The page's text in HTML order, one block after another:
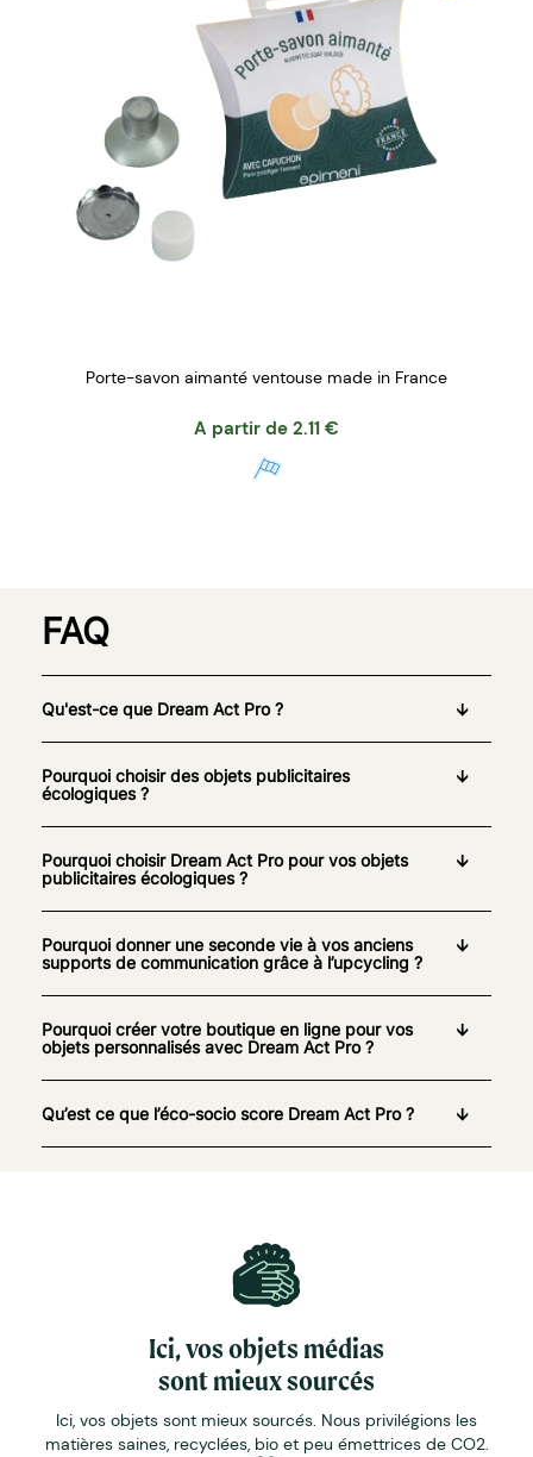
Porte-savon aimanté ventouse made in France
A partir de 2.11 €
FAQ
Qu'est-ce que Dream Act Pro ?
Pourquoi choisir des objets publicitaires
écologiques ?
Pourquoi choisir Dream Act Pro pour vos objets
publicitaires écologiques ?
Pourquoi donner une seconde vie à vos anciens
supports de communication grâce à l’upcycling ?
Pourquoi créer votre boutique en ligne pour vos
objets personnalisés avec Dream Act Pro ?
Qu’est ce que l’éco-socio score Dream Act Pro ?
Ici, vos objets médias
sont mieux sourcés
Ici, vos objets sont mieux sourcés. Nous privilégions les
matières saines, recyclées, bio et peu émettrices de CO2.